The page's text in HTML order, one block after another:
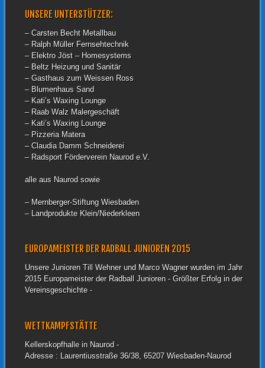
UNSERE UNTERSTÜTZER:
– Carsten Becht Metallbau
– Ralph Müller Fernsehtechnik
– Elektro Jöst – Homesystems
– Beltz Heizung und Sanitär
– Gasthaus zum Weissen Ross
– Blumenhaus Sand
– Kati’s Waxing Lounge
– Raab Walz Malergeschäft
– Kati’s Waxing Lounge
– Pizzeria Matera
– Claudia Damm Schneiderei
– Radsport Förderverein Naurod e.V.
alle aus Naurod sowie
– Mernberger-Stiftung Wiesbaden
– Landprodukte Klein/Niederkleen
EUROPAMEISTER DER RADBALL JUNIOREN 2015
Unsere Junioren Till Wehner und Marco Wagner wurden im Jahr
2015 Europameister der Radball Junioren - Größter Erfolg in der
Vereinsgeschichte -
WETTKAMPFSTÄTTE
Kellerskopfhalle in Naurod -
Adresse : Laurentiusstraße 36/38, 65207 Wiesbaden-Naurod